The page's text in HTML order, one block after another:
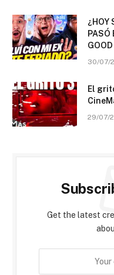
¿HOY
PASÓ
GOOD
30/07/
El
29/07/
Get the latest